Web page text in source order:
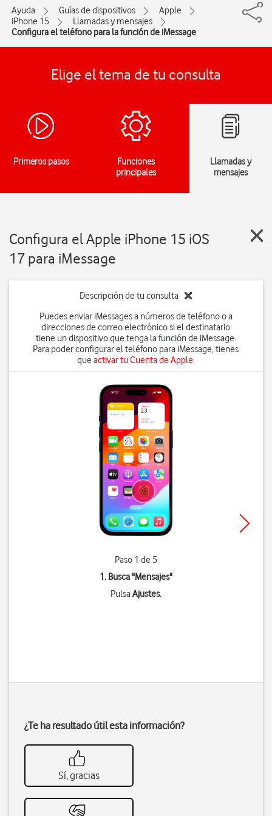
Ayuda Guías de dispositivos
Apple
iPhone 15
Llamadas y mensajes
Configura el teléfono para la función de iMessage
Elige el tema de tu consulta
Primeros pasos
Funciones
principales
Llamadas y
mensajes
Configura el Apple iPhone 15 iOS
17 para iMessage
Descripción de tu consulta
Puedes enviar iMessages a números de teléfono o a
direcciones de correo electrónico si el destinatario
tiene un dispositivo que tenga la función de iMessage.
Para poder configurar el teléfono para iMessage, tienes
que activar tu Cuenta de Apple.
Paso 1 de 5
1. Busca "Mensajes"
PulsaAjustes.
¿Te ha resultado útil esta información?
Sí, gracias